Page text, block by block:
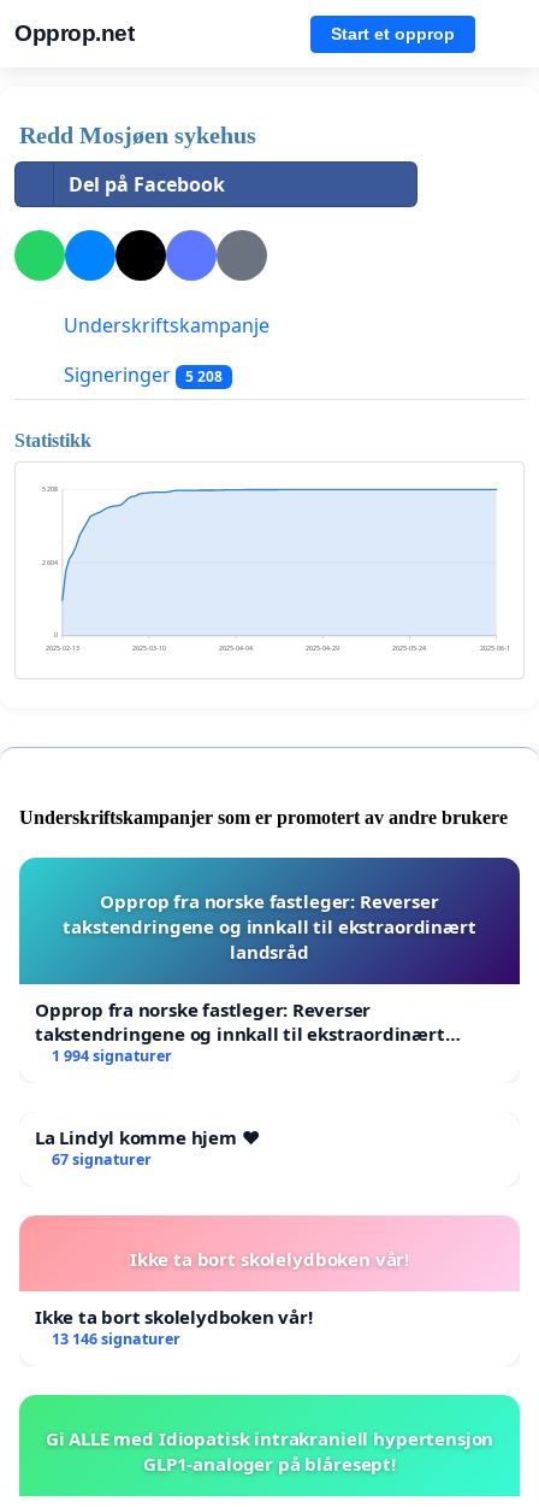
Opprop.net Start et opprop
Redd Mosjøen sykehus
Del på Facebook
Underskriftskampanje
Signeringer
5 208
Statistikk
0
2 604
5 208
2025-02-13 2025-03-10 2025-04-04 2025-04-29 2025-05-24 2025-06-18
Underskriftskampanjer som er promotert av andre brukere
Opprop fra norske fastleger: Reverser
takstendringene og innkall til ekstraordinært
landsråd
Opprop fra norske fastleger: Reverser
takstendringene og innkall til ekstraordinært
landsråd
1 994 signaturer
La Lindyl komme hjem ❤️
67 signaturer
Ikke ta bort skolelydboken vår!
Ikke ta bort skolelydboken vår!
13 146 signaturer
Gi ALLE med Idiopatisk intrakraniell hypertensjon
GLP1-analoger på blåresept!